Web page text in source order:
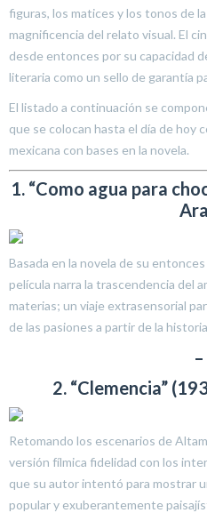
figuras, los matices y los tonos de
magnificencia del relato visual. El
desde entonces por su capacidad
literaria como un sello de garantía
El listado a continuación se
que se colocan hasta el día de hoy
mexicana con bases en la novela.
1. “Como agua para
Basada en la novela de su
película narra la trascendencia del
materias; un viaje extrasensorial
de las pasiones a partir de la
–
2. “Clemencia”
Retomando los escenarios de
versión fílmica fidelidad con los
que su autor intentó para mostrar
popular y exuberantemente